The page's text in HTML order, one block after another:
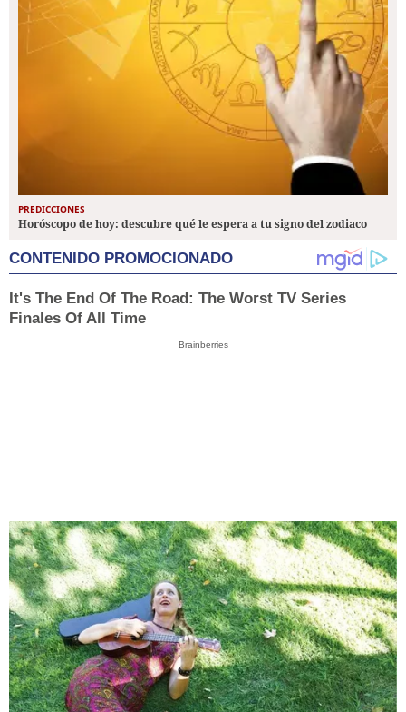
PREDICCIONES
Horóscopo de hoy: descubre qué le espera a tu signo del zodiaco
CONTENIDO PROMOCIONADO
It's The End Of The Road: The Worst TV Series
Finales Of All Time
Brainberries